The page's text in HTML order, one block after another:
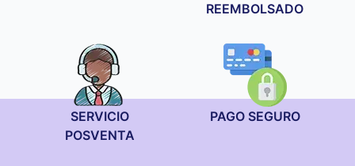
REEMBOLSADO
SERVICIO
POSVENTA
PAGO SEGURO